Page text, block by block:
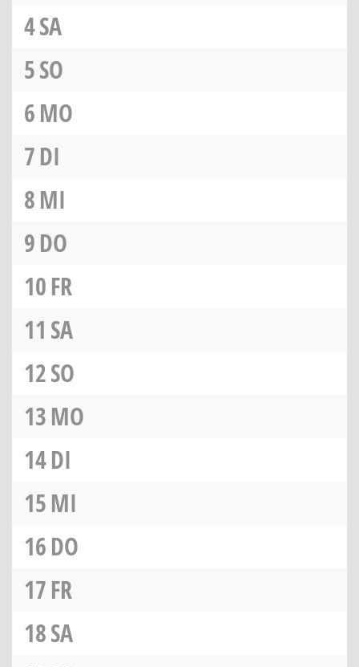
4SA
5SO
6MO
7DI
8MI
9DO
10FR
11 SA
12SO
13MO
14DI
15MI
16DO
17FR
18SA